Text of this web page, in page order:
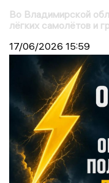
Во Владимирской
лёгких самолётов и
17/06/2026 15:59